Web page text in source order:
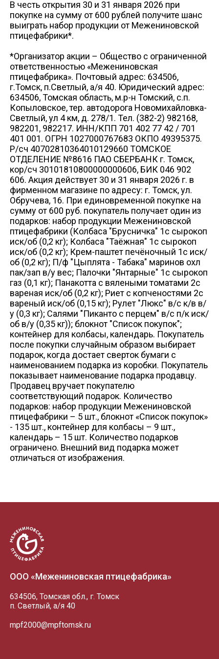
Схема проезда
ул. Победы, 27/1, торговый центр - "Грани"
Пн-сб 09:00-20:00 Вс 09:00-18:00
Схема проезда
prev
а/я 40
+7 (3822) 98-19-44 (доб. 2-38)
vatulko_vd@mpftomsk.ru
В честь открытия 30 и 31 января 2026 при
покупке на сумму от 600 рублей получите шанс
выиграть набор продукции от Межениновской
птицефабрики*.
*Организатор акции – Общество с ограниченной
ответственностью «Межениновская
птицефабрика». Почтовый адрес: 634506,
г.Томск, п.Светлый, а/я 40. Юридический адрес:
634506, Томская область, м.р-н Томский, с.п.
Копыловское, тер. автодорога Новомихайловка-
Светлый, ул 4 км, д. 278/1. Тел. (382-2) 982168,
982201, 982217. ИНН/КПП 701 402 77 42 / 701
401 001. ОГРН 1027000767683 ОКПО 49395375.
Р/сч 40702810364010129660 ТОМСКОЕ
ОТДЕЛЕНИЕ №8616 ПАО СБЕРБАНК г. Томск,
кор/сч 30101810800000000606, БИК 046 902
606. Акция действует 30 и 31 января 2026 г. в
фирменном магазине по адресу: г. Томск, ул.
Обручева, 16. При единовременной покупке на
сумму от 600 руб. покупатель получает один из
подарков: набор продукции Межениновской
птицефабрики (Колбаса "Брусничка" 1с сырокоп
иск/об (0,2 кг); Колбаса "Таёжная" 1с сырокоп
иск/об (0,2 кг); Крем-паштет печёночный 1с иск/
об (0,2 кг); П/ф "Цыплята - Табака" маринов охл
пак/зап в/у вес; Палочки "Янтарные" 1с сырокоп
газ (0,1 кг); Панакотта с вялеными томатами 2с
вареная иск/об (0,2 кг); Риет с копченостями 2с
вареный иск/об (0,15 кг); Рулет "Люкс" в/с к/в в/
у (0,3 кг); Салями "Пиканто с перцем" в/с п/к иск/
об в/у (0,35 кг)); блокнот "Список покупок";
контейнер для колбасы, календарь. Покупатель
после покупки случайным образом выбирает
подарок, когда достает сверток бумаги с
наименованием подарка из коробки. Покупатель
показывает наименование подарка продавцу.
Продавец вручает покупателю
соответствующий подарок. Количество
подарков: набор продукции Межениновской
птицефабрики – 5 шт., блокнот «Список покупок»
- 135 шт., контейнер для колбасы – 9 шт.,
календарь – 15 шт. Количество подарков
ограничено. Внешний вид подарка может
отличаться от изображения.
ООО «Межениновская птицефабрика»
634506, Томская обл., г. Томск
п. Светлый, а/я 40
mpf2000@mpftomsk.ru